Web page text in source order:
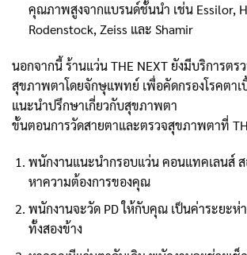
คุณภาพสูงจากแบรนด์ชั้นนำ เช่น Essilor,
Rodenstock, Zeiss และ Shamir
นอกจากนี้ ร้านแว่น THE NEXT ยังมีบริการตร
สุขภาพตาโดยจักษุแพทย์ เพื่อคัดกรองโรคตาเ
แนะนำปรึกษาเกี่ยวกับสุขภาพตา
ขั้นตอนการวัดสายตาและตรวจสุขภาพตาที่
พนักงานแนะนำกรอบแว่น คอนแทคเลนส์
หาความต้องการของคุณ
พนักงานจะวัด PD ให้กับคุณ เป็นค่าระยะห่
ทั้งสองข้าง